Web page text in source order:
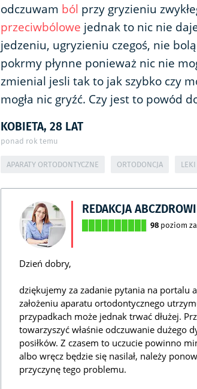
odczuwam ból przy gryzieniu
przeciwbólowe jednak to nic nie
jedzeniu, ugryzieniu czegoś, nie
pokrmy płynne ponieważ nic nie
zmienial jesli tak to jak szybko czy
mogła nic gryźć. Czy jest to powód
KOBIETA, 28 LAT
ponad rok temu
APARATY ORTODONTYCZNE ORTODONCJA
REDAKCJA
98 poziom
Dzień dobry,
dziękujemy za zadanie pytania na portalu
założeniu aparatu ortodontycznego
przypadkach może jednak trwać dłużej.
towarzyszyć właśnie odczuwanie dużego
posiłków. Z czasem to uczucie powinno
albo wręcz będzie się nasilał, należy
przyczynę tego problemu.